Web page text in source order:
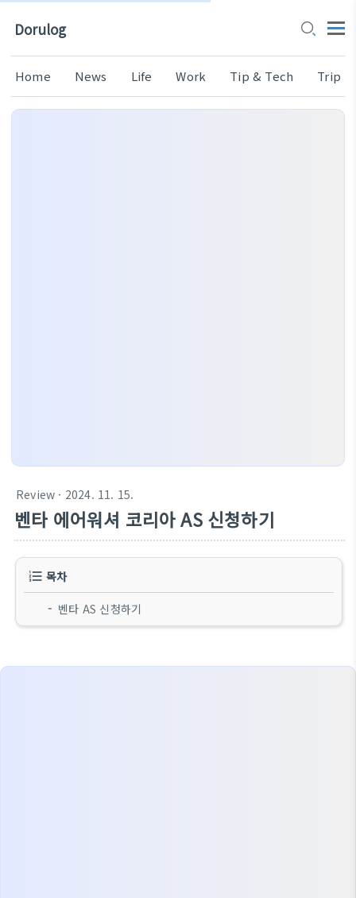
Dorulog
Home News Life Work Tip & Tech Trip
Review · 2024. 11. 15.
벤타 에어워셔 코리아 AS 신청하기
목차
벤타 AS 신청하기